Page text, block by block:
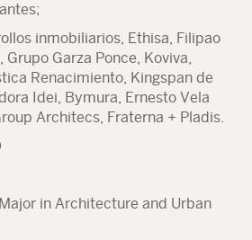
inmobiliarios, Ethisa, Filipao
Garza Ponce, Koviva,
Renacimiento, Kingspan de
Idei, Bymura, Ernesto Vela
Architecs, Fraterna + Pladis.
in Architecture and Urban